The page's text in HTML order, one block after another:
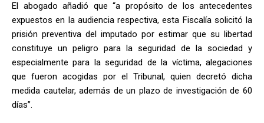
El abogado añadió que “a propósito de los antecedentes
expuestos en la audiencia respectiva, esta Fiscalía solicitó la
prisión preventiva del imputado por estimar que su libertad
constituye un peligro para la seguridad de la sociedad y
especialmente para la seguridad de la víctima, alegaciones
que fueron acogidas por el Tribunal, quien decretó dicha
medida cautelar, además de un plazo de investigación de 60
días”.